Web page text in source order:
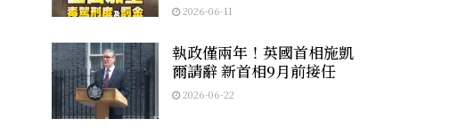
2026-06-11
執政僅兩年！英國首相施凱
爾請辭 新首相9月前接任
2026-06-22